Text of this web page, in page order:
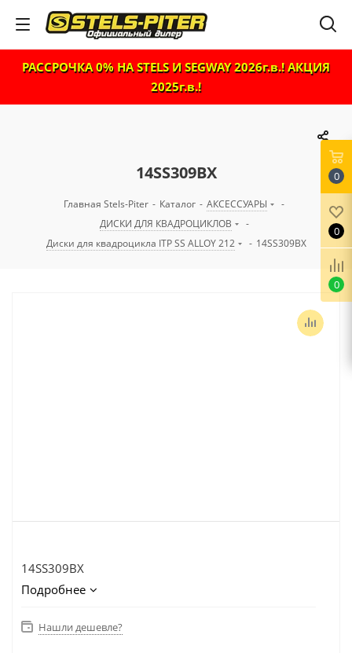
РАССРОЧКА 0% НА STELS И SEGWAY 2026г.в.! АКЦИЯ
2025г.в.!
14SS309BX
Главная Stels-Piter - Каталог - АКСЕССУАРЫ
-
ДИСКИ ДЛЯ КВАДРОЦИКЛОВ
-
Диски для квадроцикла ITP SS ALLOY 212
- 14SS309BX
14SS309BX
Подробнее
Нашли дешевле?
0
0
0